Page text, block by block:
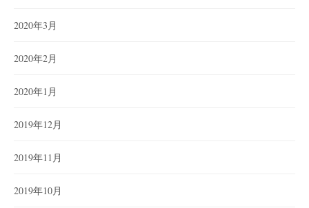
2020年3月
2020年2月
2020年1月
2019年12月
2019年11月
2019年10月